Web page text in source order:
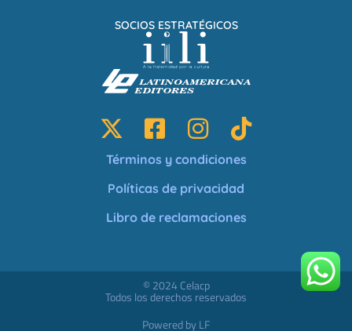
SOCIOS ESTRATÉGICOS
Términos y condiciones
Políticas de privacidad
Libro de reclamaciones
© 2024 Celacp
Todos los derechos reservados
Powered by LF